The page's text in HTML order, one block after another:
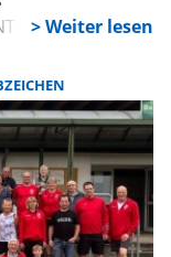
in Wolfsburg,
VfL
Landesebene
zu den
vereinen die